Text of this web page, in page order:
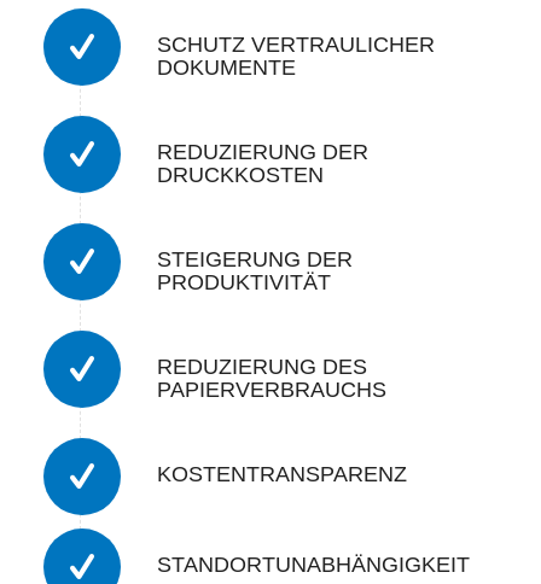
SCHUTZ VERTRAULICHER
DOKUMENTE
REDUZIERUNG DER
DRUCKKOSTEN
STEIGERUNG DER
PRODUKTIVITÄT
REDUZIERUNG DES
PAPIERVERBRAUCHS
KOSTENTRANSPARENZ
STANDORTUNABHÄNGIGKEIT